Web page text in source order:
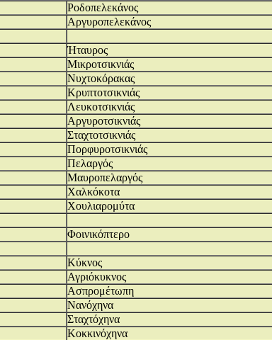
Ροδοπελεκάνος
Αργυροπελεκάνος
Ήταυρος
Μικροτσικνιάς
Νυχτοκόρακας
Κρυπτοτσικνιάς
Λευκοτσικνιάς
Αργυροτσικνιάς
Σταχτοτσικνιάς
Πορφυροτσικνιάς
Πελαργός
Μαυροπελαργός
Χαλκόκοτα
Χουλιαρομύτα
Φοινικόπτερο
Κύκνος
Αγριόκυκνος
Ασπρομέτωπη
Νανόχηνα
Σταχτόχηνα
Κοκκινόχηνα